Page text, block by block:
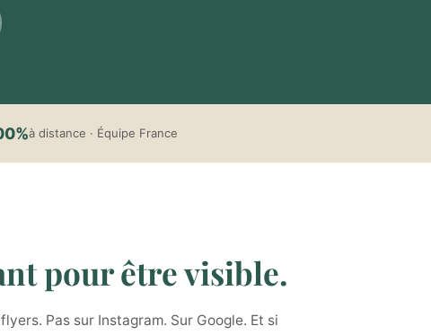
à distance · Équipe France
pour être visible.
Pas sur Instagram. Sur Google. Et si